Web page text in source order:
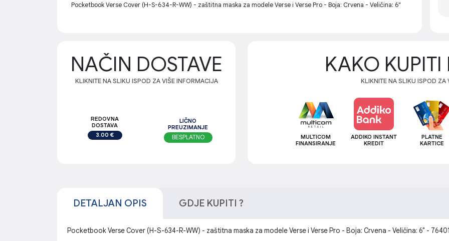
Pocketbook Verse Cover (H-S-634-R-WW) - zaštitna maska za modele Verse i Verse Pro - Boja: Crvena - Veličina: 6"
NAČIN DOSTAVE
KLIKNITE NA SLIKU ISPOD ZA VIŠE INFORMACIJA
REDOVNA
DOSTAVA
3.00 €
LIČNO
PREUZIMANJE
BESPLATNO
KAKO KUPITI
KLIKNITE NA SLIKU ISPOD ZA
MULTICOM
FINANSIRANJE
ADDIKO INSTANT
KREDIT
PLATNE
KARTICE
DETALJAN OPIS GDJE KUPITI ?
Pocketbook Verse Cover (H-S-634-R-WW) - zaštitna maska za modele Verse i Verse Pro - Boja: Crvena - Veličina: 6" -